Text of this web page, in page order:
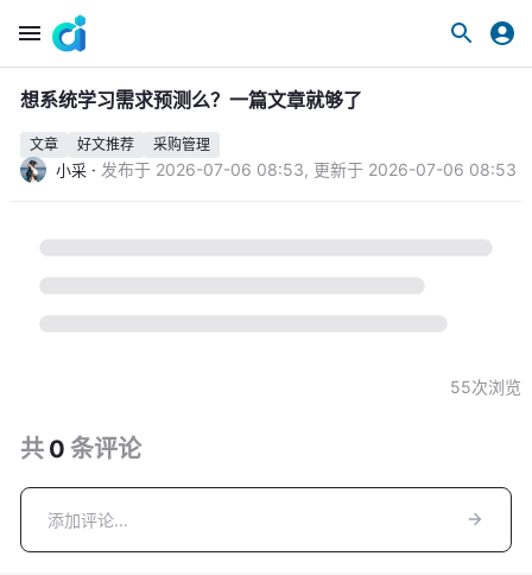
想系统学习需求预测么？一篇文章就够了
文章 好文推荐 采购管理
小采 · 发布于 2026-07-06 08:53, 更新于 2026-07-06 08:53
55次浏览
共 0 条评论